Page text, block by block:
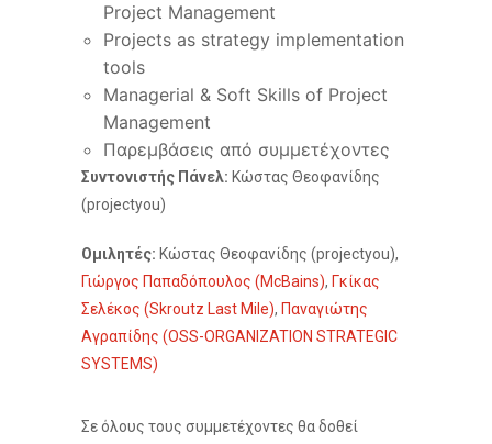
Project Management
Projects as strategy implementation
tools
Managerial & Soft Skills of Project
Management
Παρεμβάσεις από συμμετέχοντες
Συντονιστής Πάνελ: Κώστας Θεοφανίδης
(projectyou)
Ομιλητές: Κώστας Θεοφανίδης (projectyou),
Γιώργος Παπαδόπουλος (McBains), Γκίκας
Σελέκος (Skroutz Last Mile), Παναγιώτης
Αγραπίδης (OSS-ORGANIZATION STRATEGIC
SYSTEMS)
Σε όλους τους συμμετέχοντες θα δοθεί